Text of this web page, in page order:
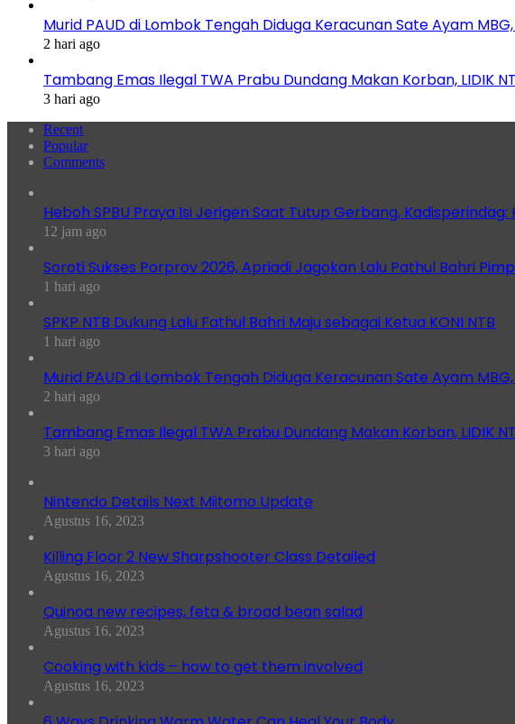
Murid PAUD di Lombok Tengah Diduga Keracunan Sate Ayam
2 hari ago
Tambang Emas Ilegal TWA Prabu Dundang Makan Korban, LIDIK
3 hari ago
Recent
Popular
Comments
Heboh SPBU Praya Isi Jerigen Saat Tutup Gerbang, Kadisperindag:
12 jam ago
Soroti Sukses Porprov 2026, Apriadi Jagokan Lalu Pathul Bahri
1 hari ago
SPKP NTB Dukung Lalu Fathul Bahri Maju sebagai Ketua KONI NTB
1 hari ago
Murid PAUD di Lombok Tengah Diduga Keracunan Sate Ayam
2 hari ago
Tambang Emas Ilegal TWA Prabu Dundang Makan Korban, LIDIK
3 hari ago
Nintendo Details Next Miitomo Update
Agustus 16, 2023
Killing Floor 2 New Sharpshooter Class Detailed
Agustus 16, 2023
Quinoa new recipes, feta & broad bean salad
Agustus 16, 2023
Cooking with kids – how to get them involved
Agustus 16, 2023